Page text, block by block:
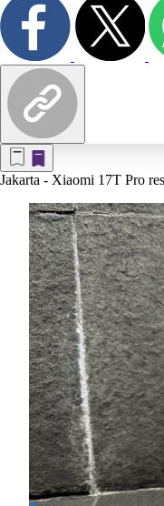
Jakarta - Xiaomi 17T Pro